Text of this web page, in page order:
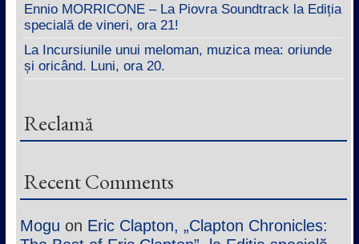
Ennio MORRICONE – La Piovra Soundtrack la Ediția
specială de vineri, ora 21!
La Incursiunile unui meloman, muzica mea: oriunde
și oricând. Luni, ora 20.
Reclamă
Recent Comments
Mogu on Eric Clapton, „Clapton Chronicles: